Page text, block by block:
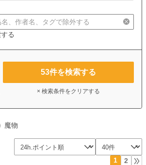
る
53件を検索する
× 検索条件をクリアする
魔物
1 2